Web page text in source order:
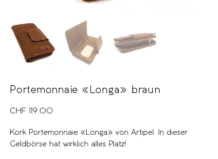
Portemonnaie «Longa» braun
CHF 119.00
Kork Portemonnaie «Longa» von Artipel. In dieser
Geldbörse hat wirklich alles Platz!